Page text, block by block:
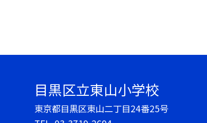
目黒区立東山小学校
東京都目黒区東山二丁目24番25号